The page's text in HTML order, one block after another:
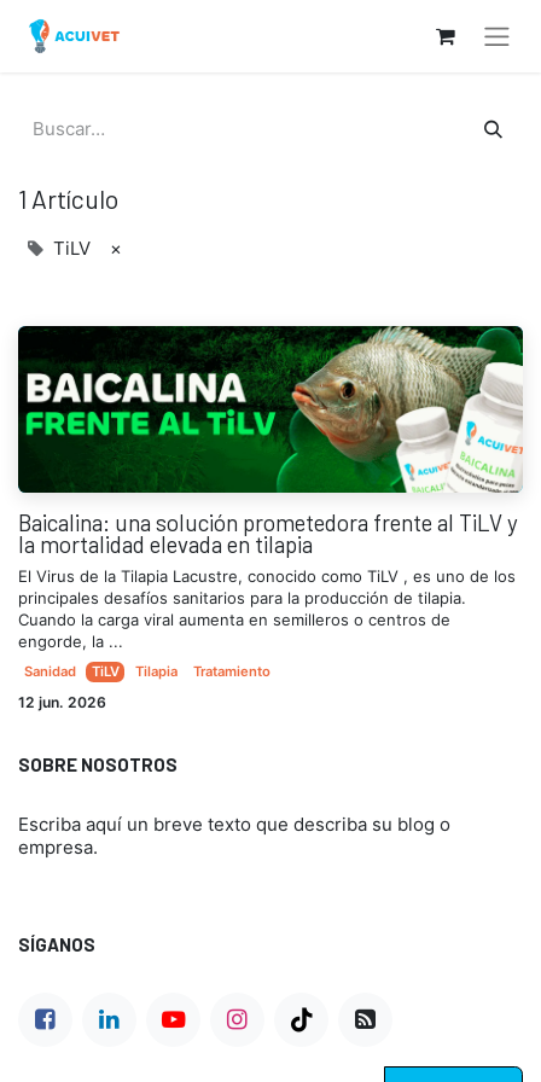
1 Artículo
TiLV ×
Baicalina: una solución prometedora frente al TiLV y
la mortalidad elevada en tilapia
El Virus de la Tilapia Lacustre, conocido como TiLV , es uno de los
principales desafíos sanitarios para la producción de tilapia.
Cuando la carga viral aumenta en semilleros o centros de
engorde, la ...
Sanidad TiLV Tilapia Tratamiento
12 jun. 2026
SOBRE NOSOTROS
Escriba aquí un breve texto que describa su blog o
empresa.
SÍGANOS